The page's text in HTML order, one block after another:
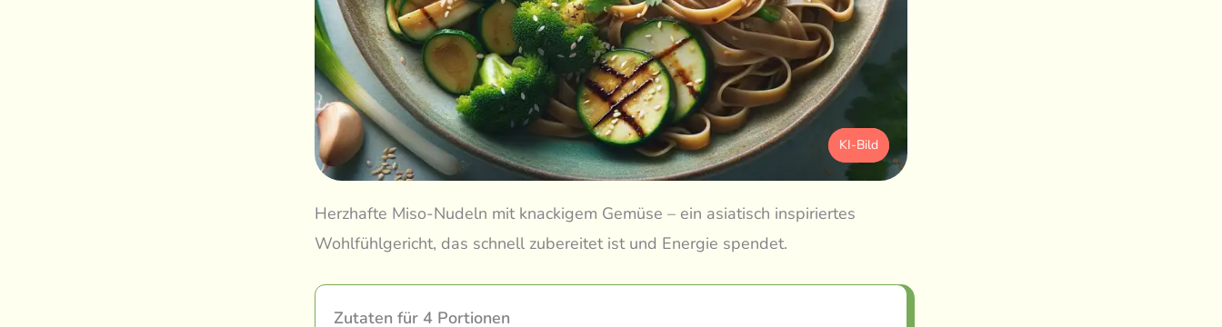
KI-Bild
Herzhafte Miso-Nudeln mit knackigem Gemüse – ein asiatisch inspiriertes
Wohlfühlgericht, das schnell zubereitet ist und Energie spendet.
Zutaten für 4 Portionen